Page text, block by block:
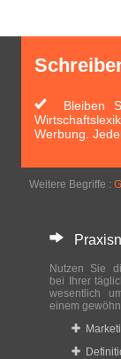
Bleiben
Werbung.
Weitere Begriffe :
Nutzen Sie
bei Ihrer
wesentlich
einem